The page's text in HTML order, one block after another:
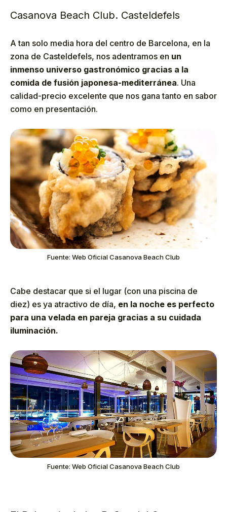
Casanova Beach Club. Casteldefels
A tan solo media hora del centro de Barcelona, en la
zona de Casteldefels, nos adentramos en un
inmenso universo gastronómico gracias a la
comida de fusión japonesa-mediterránea. Una
calidad-precio excelente que nos gana tanto en sabor
como en presentación.
Fuente: Web Oficial Casanova Beach Club
Cabe destacar que si el lugar (con una piscina de
diez) es ya atractivo de día, en la noche es perfecto
para una velada en pareja gracias a su cuidada
iluminación.
Fuente: Web Oficial Casanova Beach Club